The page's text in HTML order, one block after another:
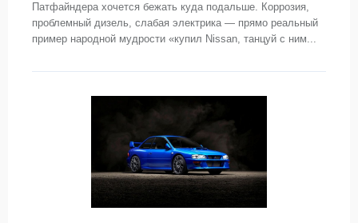
Патфайндера хочется бежать куда подальше. Коррозия,
проблемный дизель, слабая электрика — прямо реальный
пример народной мудрости «купил Nissan, танцуй с ним...